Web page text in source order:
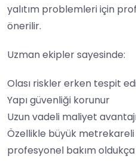
yalıtım problemleri için
önerilir.
Uzman ekipler sayesinde:
Olası riskler erken tespit
Yapı güvenliği korunur
Uzun vadeli maliyet
Özellikle büyük metrekareli
profesyonel bakım